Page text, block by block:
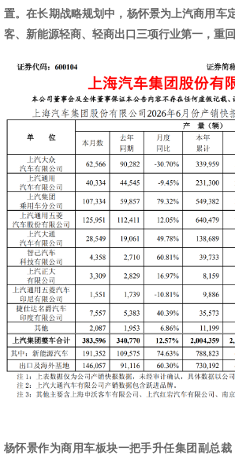
置。在长期战略规划中，杨怀景为上汽商用车
客、新能源轻商、轻商出口三项行业第一，重
杨怀景作为商用车板块一把手升任集团副总